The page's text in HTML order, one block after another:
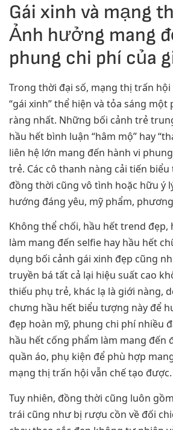
Gái xinh và mạng
Ảnh hưởng mang
phung chi phí của
Trong thời đại số, mạng thị trấn hội
“gái xinh” thể hiện và tỏa sáng
ràng nhất. Những bối cảnh trẻ
hầu hết bình luận “hâm mộ” hay
liên hệ lớn mang đến hành vi
trẻ. Các cô thanh nàng cải tiến
đồng thời cũng vô tình hoặc hữu ý
hướng đáng yêu, mỹ phẩm,
Không thể chối, hầu hết trend đẹp,
làm mang đến selfie hay hầu hết
dụng bối cảnh gái xinh đẹp cũng
truyền bá tất cả lại hiệu suất cao
thiếu phụ trẻ, khác lạ là giới nàng,
chưng hầu hết biểu tượng này để
đẹp hoàn mỹ, phung chi phí nhiều
hầu hết cống phẩm làm mang đến
quần áo, phụ kiện để phù hợp
mạng thị trấn hội vẫn chế tạo được.
Tuy nhiên, đồng thời cũng luôn
trái cũng như bị rượu cồn về đối